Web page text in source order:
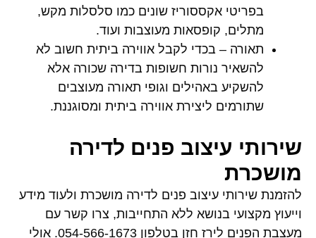
בפריטי אקססוריז שונים כמו סלסלות מקש,
מתלים, קופסאות מעוצבות ועוד.
תאורה – בכדי לקבל אווירה ביתית חשוב לא
להשאיר נורות חשופות בדירה שכורה אלא
להשקיע באהילים וגופי תאורה מעוצבים
שתורמים ליצירת אווירה ביתית ומסוגננת.
שירותי עיצוב פנים לדירה
מושכרת
להזמנת שירותי עיצוב פנים לדירה מושכרת ולעוד מידע
וייעוץ מקצועי בנושא ללא התחייבות, צרו קשר עם
מעצבת הפנים לירז חזן בטלפון 054-566-1673. אולי